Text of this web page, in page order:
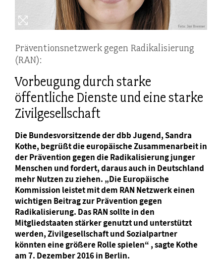
Präventionsnetzwerk gegen Radikalisierung
(RAN):
Vorbeugung durch starke
öffentliche Dienste und eine starke
Zivilgesellschaft
Die Bundesvorsitzende der dbb Jugend, Sandra
Kothe, begrüßt die europäische Zusammenarbeit in
der Prävention gegen die Radikalisierung junger
Menschen und fordert, daraus auch in Deutschland
mehr Nutzen zu ziehen. „Die Europäische
Kommission leistet mit dem RAN Netzwerk einen
wichtigen Beitrag zur Prävention gegen
Radikalisierung. Das RAN sollte in den
Mitgliedstaaten stärker genutzt und unterstützt
werden, Zivilgesellschaft und Sozialpartner
könnten eine größere Rolle spielen“ , sagte Kothe
am 7. Dezember 2016 in Berlin.